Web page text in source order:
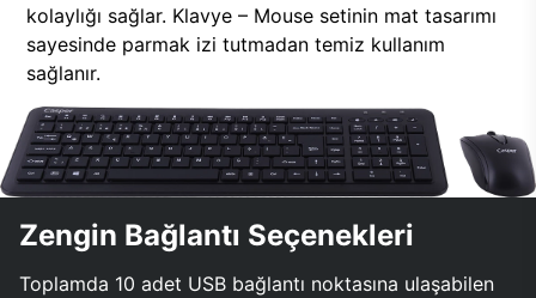
kolaylığı sağlar. Klavye – Mouse setinin mat tasarımı
sayesinde parmak izi tutmadan temiz kullanım
sağlanır.
Zengin Bağlantı Seçenekleri
Toplamda 10 adet USB bağlantı noktasına ulaşabilen